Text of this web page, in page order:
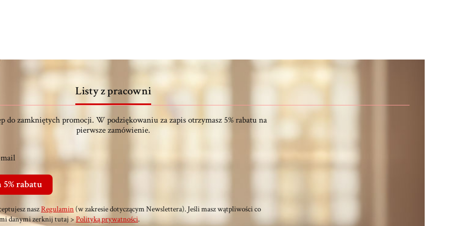
Listy z pracowni
do zamkniętych promocji. W podziękowaniu za zapis otrzymasz 5% rabatu na
pierwsze zamówienie.
rabatu
naszRegulamin (w zakresie dotyczącym Newslettera). Jeśli masz wątpliwości co
danymi zerknij tutaj >Polityką prywatności.